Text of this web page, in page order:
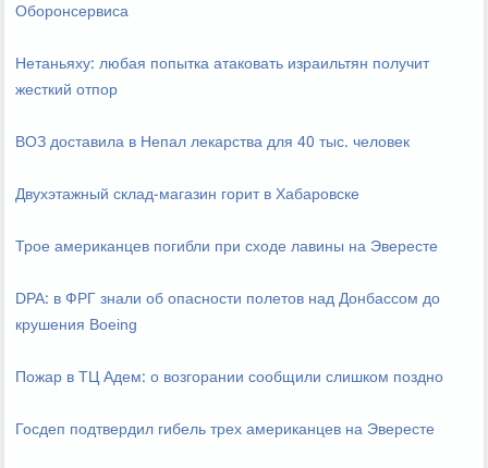
Оборонсервиса
Нетаньяху: любая попытка атаковать израильтян получит
жесткий отпор
ВОЗ доставила в Непал лекарства для 40 тыс. человек
Двухэтажный склад-магазин горит в Хабаровске
Трое американцев погибли при сходе лавины на Эвересте
DPA: в ФРГ знали об опасности полетов над Донбассом до
крушения Boeing
Пожар в ТЦ Адем: о возгорании сообщили слишком поздно
Госдеп подтвердил гибель трех американцев на Эвересте